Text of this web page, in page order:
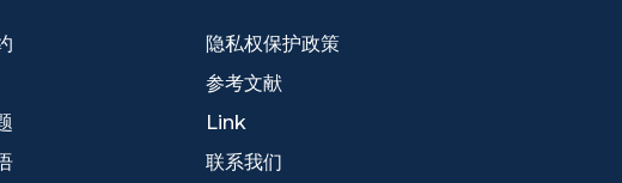
隐私权保护政策
参考文献
Link
联系我们